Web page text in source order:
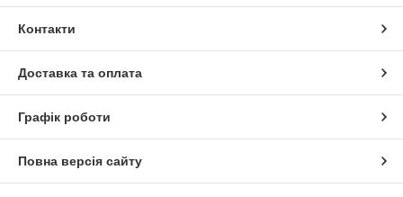
Контакти
Доставка та оплата
Графік роботи
Повна версія сайту